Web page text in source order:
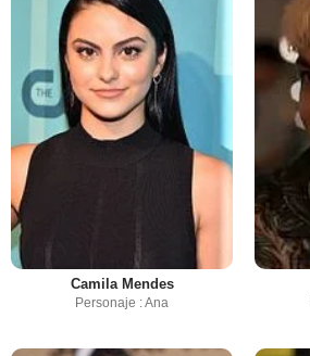
Camila Mendes
Personaje : Ana